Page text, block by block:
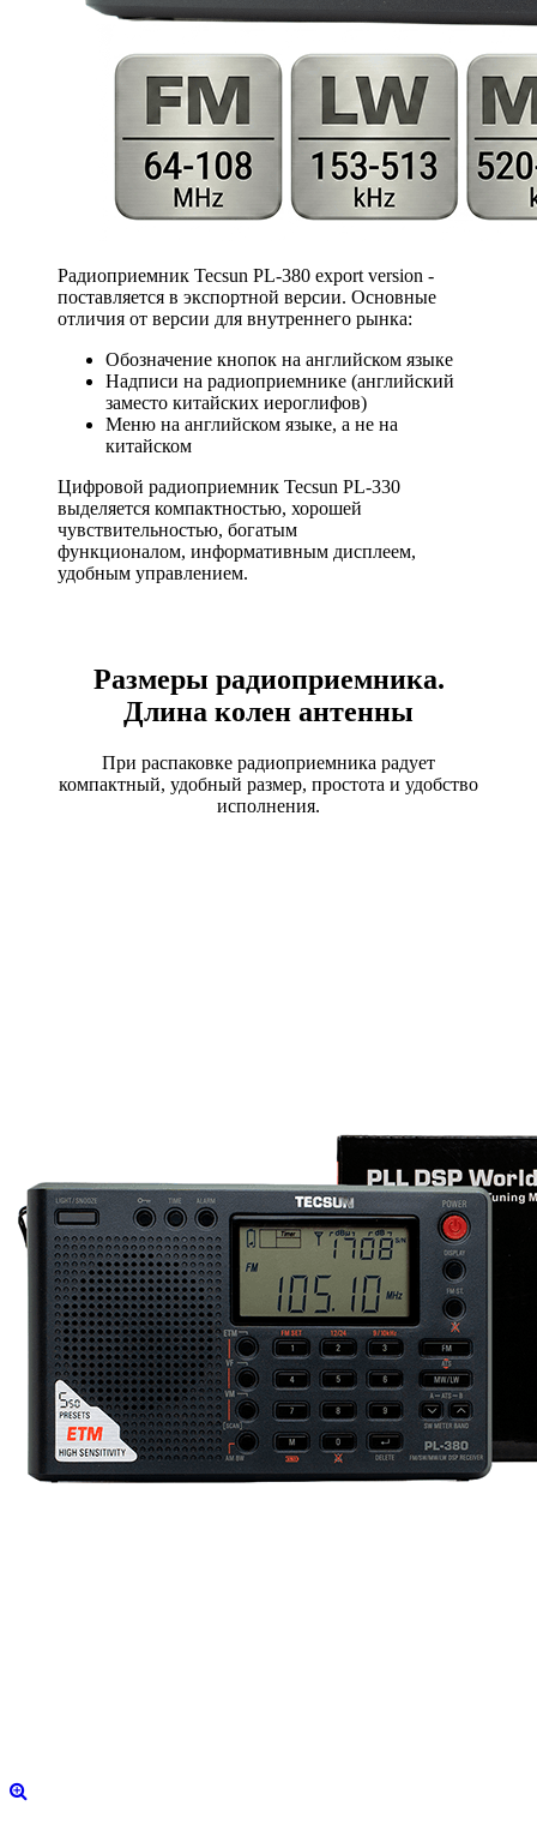
Радиоприемник Tecsun PL-380 export version -
поставляется в экспортной версии. Основные
отличия от версии для внутреннего рынка:
Обозначение кнопок на английском языке
Надписи на радиоприемнике (английский
заместо китайских иероглифов)
Меню на английском языке, а не на
китайском
Цифровой радиоприемник Tecsun PL-330
выделяется компактностью, хорошей
чувствительностью, богатым
функционалом, информативным дисплеем,
удобным управлением.
Размеры радиоприемника.
Длина колен антенны
При распаковке радиоприемника радует
компактный, удобный размер, простота и удобство
исполнения.